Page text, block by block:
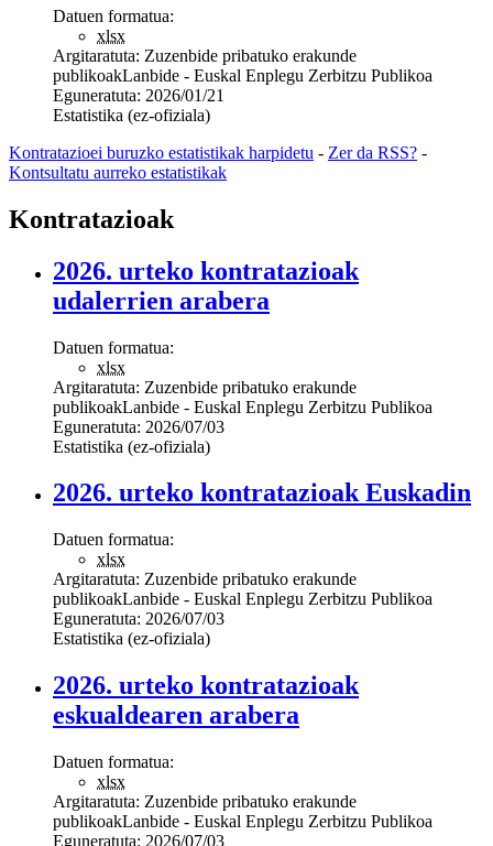
Datuen formatua:
xlsx
Argitaratuta: Zuzenbide pribatuko erakunde
publikoakLanbide - Euskal Enplegu Zerbitzu Publikoa
Eguneratuta: 2026/01/21
Estatistika (ez-ofiziala)
Kontratazioei buruzko estatistikak harpidetu - Zer da RSS? -
Kontsultatu aurreko estatistikak
Kontratazioak
2026. urteko kontratazioak
udalerrien arabera
Datuen formatua:
xlsx
Argitaratuta: Zuzenbide pribatuko erakunde
publikoakLanbide - Euskal Enplegu Zerbitzu Publikoa
Eguneratuta: 2026/07/03
Estatistika (ez-ofiziala)
2026. urteko kontratazioak Euskadin
Datuen formatua:
xlsx
Argitaratuta: Zuzenbide pribatuko erakunde
publikoakLanbide - Euskal Enplegu Zerbitzu Publikoa
Eguneratuta: 2026/07/03
Estatistika (ez-ofiziala)
2026. urteko kontratazioak
eskualdearen arabera
Datuen formatua:
xlsx
Argitaratuta: Zuzenbide pribatuko erakunde
publikoakLanbide - Euskal Enplegu Zerbitzu Publikoa
Eguneratuta: 2026/07/03